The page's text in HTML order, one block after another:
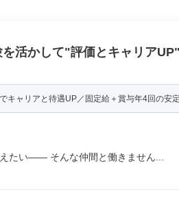
活かして"評価とキャリア
キャリアと待遇UP／固定給＋賞与年4回の安
たい―― そんな仲間と働きません...